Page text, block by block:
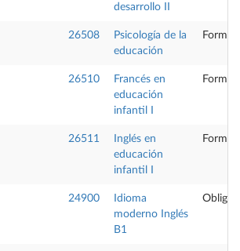
desarrollo II
26508
Psicología de la
educación
26510
Francés en
educación
infantil I
26511
Inglés en
educación
infantil I
24900
Idioma
moderno Inglés
B1